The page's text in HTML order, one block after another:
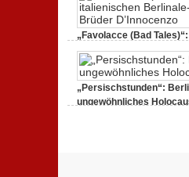
„Favolacce (Bad
Berlinale-Beitrags der
25. Februar 2020,2
„Persischstunden“:
ungewöhnliches